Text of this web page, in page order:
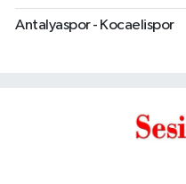
Antalyaspor - Kocaelispor